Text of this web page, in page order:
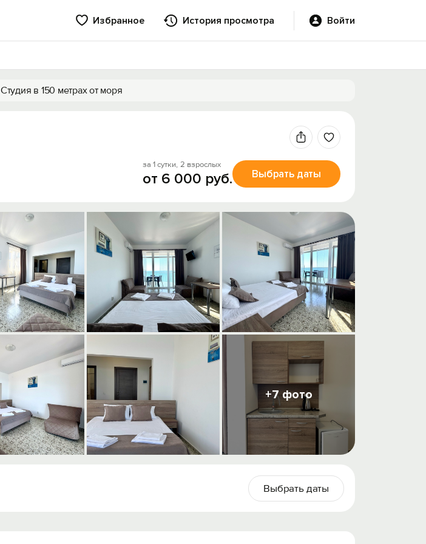
Избранное История просмотра Войти
Студия в 150 метрах от моря
+7 фото
за 1 сутки, 2 взрослых
от 6 000 руб. Выбрать даты
Выбрать даты